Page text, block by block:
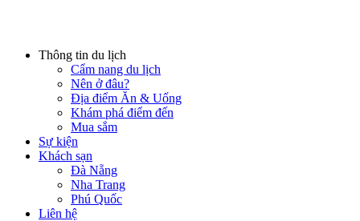
Thông tin du lịch
Cẩm nang du lịch
Nên ở đâu?
Địa điểm Ăn & Uống
Khám phá điểm đến
Mua sắm
Sự kiện
Khách sạn
Đà Nẵng
Nha Trang
Phú Quốc
Liên hệ